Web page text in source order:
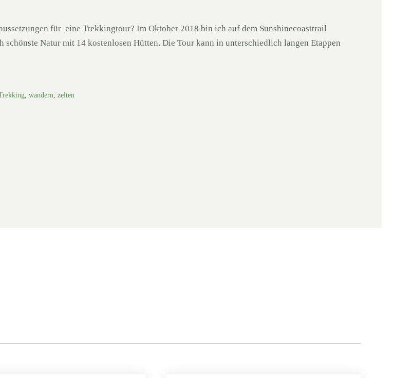
für eine Trekkingtour? Im Oktober 2018 bin ich auf dem Sunshinecoasttrail
Natur mit 14 kostenlosen Hütten. Die Tour kann in unterschiedlich langen Etappen
,wandern,zelten